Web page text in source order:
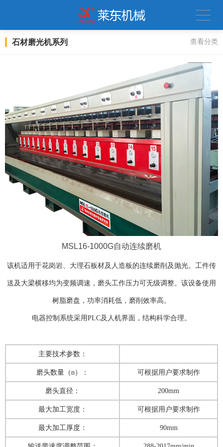
石材磨光机系列 查看分类
MSL16-1000G自动连续磨机
该机适用于花岗岩、大理石板材及人造板的连续磨削及抛光。工件传
送及大梁横移均为变频调速，磨头工作压力可无级调整。该设备使用
树脂磨盘，功率消耗低，磨削效率高。
电器控制系统采用PLC及人机界面，结构科学合理。
主要技术参数：
磨头数量（n）： 可根据用户要求制作
磨头直径： 200mm
最大加工宽度： 可根据用户要求制作
最大加工厚度： 90mm